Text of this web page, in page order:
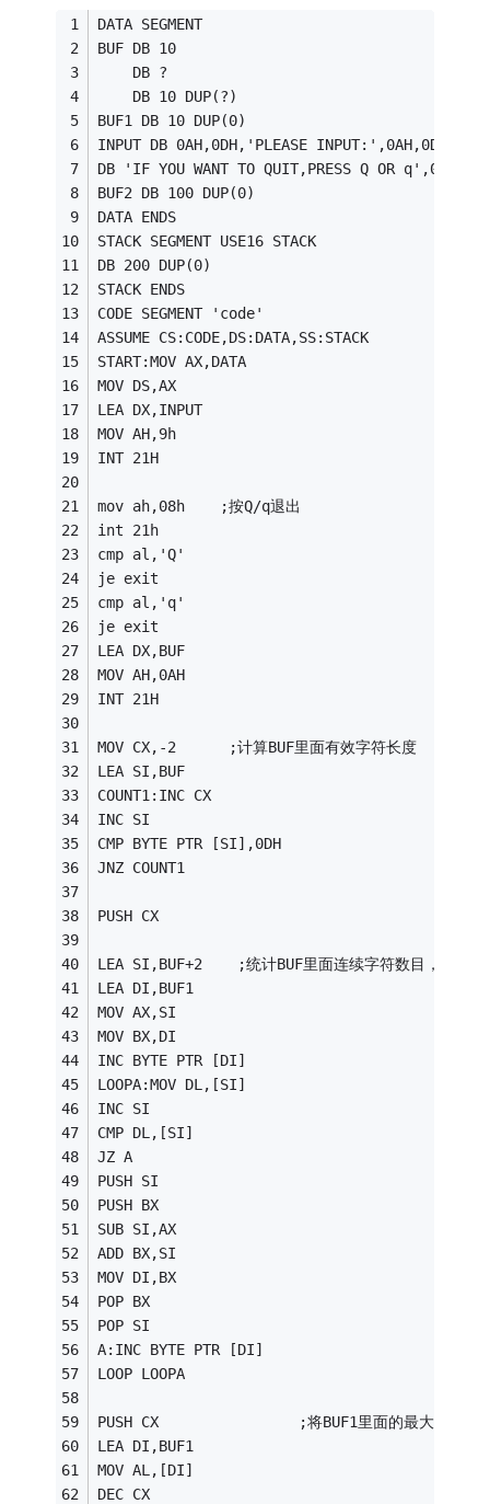
DATA SEGMENT
BUF DB 10
    DB ?
    DB 10 DUP(?)
BUF1 DB 10 DUP(0)
INPUT DB 0AH,0DH,'PLEASE INPUT:',0AH,0DH
DB 'IF YOU WANT TO QUIT,PRESS Q OR
BUF2 DB 100 DUP(0)
DATA ENDS
STACK SEGMENT USE16 STACK
DB 200 DUP(0)
STACK ENDS
CODE SEGMENT 'code'
ASSUME CS:CODE,DS:DATA,SS:STACK
START:MOV AX,DATA
MOV DS,AX
LEA DX,INPUT
MOV AH,9h
INT 21H
mov ah,08h    ;按Q/q退出
int 21h
cmp al,'Q'
je exit
cmp al,'q'
je exit
LEA DX,BUF
MOV AH,0AH
INT 21H
MOV CX,-2      ;计算BUF里面有效字符长度
LEA SI,BUF
COUNT1:INC CX
INC SI
CMP BYTE PTR [SI],0DH
JNZ COUNT1
PUSH CX
LEA SI,BUF+2    ;统计BUF里面连续字符数目，放到
LEA DI,BUF1
MOV AX,SI
MOV BX,DI
INC BYTE PTR [DI]
LOOPA:MOV DL,[SI]
INC SI
CMP DL,[SI]
JZ A
PUSH SI
PUSH BX
SUB SI,AX
ADD BX,SI
MOV DI,BX
POP BX
POP SI
A:INC BYTE PTR [DI]
LOOP LOOPA
PUSH CX                ;将BUF1里面的最大数找出
LEA DI,BUF1
MOV AL,[DI]
DEC CX